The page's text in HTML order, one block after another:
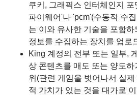
쿠키, 그래픽스 인터체인지
파이웨어'나 'pcm'(수동적 수
는 이와 유사한 기술을 포함
정보를 수집하는 장치를 업로
King 계정의 전부 또는 일부,
상 콘텐츠를 매도 또는 양도
위(관련 게임을 벗어나서 실
적 가치가 있는 것을 대가로